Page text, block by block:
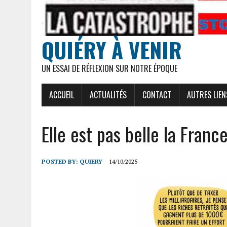
QUIÉRY À VENIR
UN ESSAI DE RÉFLEXION SUR NOTRE ÉPOQUE
ACCUEIL ACTUALITÉS CONTACT AUTRES
Elle est pas belle la
POSTED BY: QUIERY 14/10/2025